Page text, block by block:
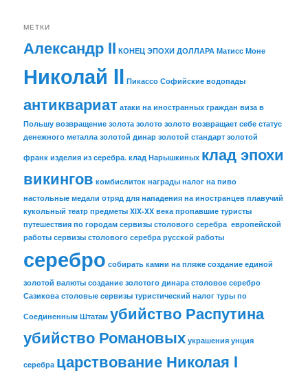
МЕТКИ
Александр II КОНЕЦ ЭПОХИ ДОЛЛАРА Матисс Моне
Николай II Пикассо Софийские водопады
антиквариат атаки на иностранных граждан виза в
Польшу возвращение золота золото золото возвращает себе статус
денежного металла золотой динар золотой стандарт золотой
франк изделия из серебра. клад Нарышкиных клад эпохи
викингов комбислиток награды налог на пиво
настольные медали отряд для нападения на иностранцев плавучий
кукольный театр предметы XIX-XX века пропавшие туристы
путешествия по городам сервизы столового серебра европейской
работы сервизы столового серебра русской работы
серебро собирать камни на пляже создание единой
золотой валюты создание золотого динара столовое серебро
Сазикова столовые сервизы туристический налог туры по
Соединенным Штатам убийство Распутина
убийство Романовых украшения унция
серебра царствование Николая I